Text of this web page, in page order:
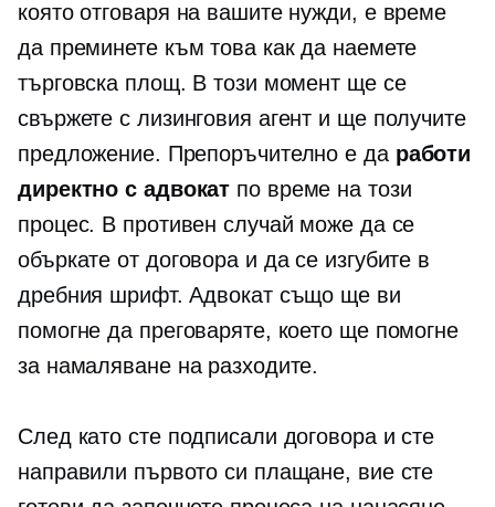
която отговаря на вашите нужди, е време
да преминете към това как да наемете
търговска площ. В този момент ще се
свържете с лизинговия агент и ще получите
предложение. Препоръчително е да работи
директно с адвокат по време на този
процес. В противен случай може да се
объркате от договора и да се изгубите в
дребния шрифт. Адвокат също ще ви
помогне да преговаряте, което ще помогне
за намаляване на разходите.
След като сте подписали договора и сте
направили първото си плащане, вие сте